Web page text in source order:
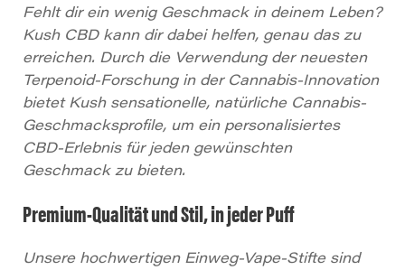
Fehlt dir ein wenig Geschmack in deinem Leben?
Kush CBD kann dir dabei helfen, genau das zu
erreichen. Durch die Verwendung der neuesten
Terpenoid-Forschung in der Cannabis-Innovation
bietet Kush sensationelle, natürliche Cannabis-
Geschmacksprofile, um ein personalisiertes
CBD-Erlebnis für jeden gewünschten
Geschmack zu bieten.
Premium-Qualität und Stil, in jeder Puff
Unsere hochwertigen Einweg-Vape-Stifte sind